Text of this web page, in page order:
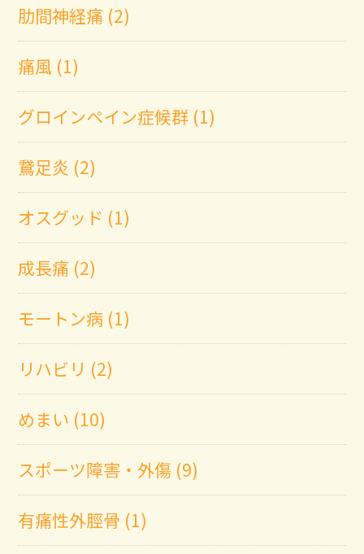
肋間神経痛 (2)
痛風 (1)
グロインペイン症候群 (1)
鵞足炎 (2)
オスグッド (1)
成長痛 (2)
モートン病 (1)
リハビリ (2)
めまい (10)
スポーツ障害・外傷 (9)
有痛性外脛骨 (1)